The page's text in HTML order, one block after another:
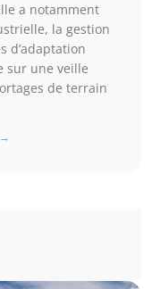
a notamment
la gestion
d’adaptation
sur une veille
de terrain